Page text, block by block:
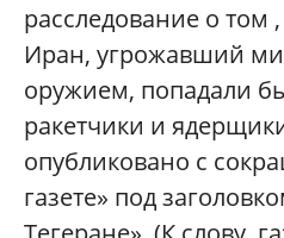
расследование о том
Иран, угрожавший
оружием, попадали
ракетчики и
опубликовано с
газете» под